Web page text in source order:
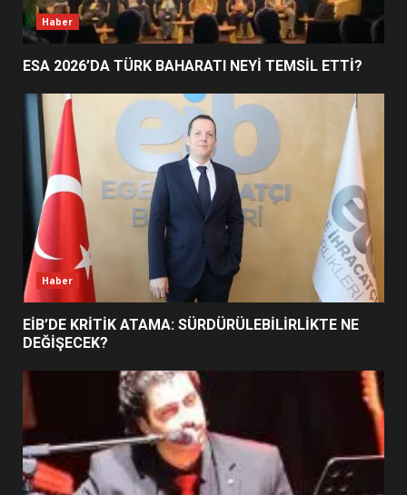
4
5
UZATILDI: NE DEĞİŞTİ?
6
BURHANİYE SATRANÇ
TURNUVASI KAYITLARI NEYİ
DEĞİŞTİRİYOR?
BURHANİYE BELEDİYESPOR’DA
YENİ YÖNETİM NASIL
Haber
ESA 2026’DA TÜRK BAHARATI NEYİ TEMSİL ETTİ?
Haber
EİB’DE KRİTİK ATAMA: SÜRDÜRÜLEBİLİRLİKTE NE
DEĞİŞECEK?